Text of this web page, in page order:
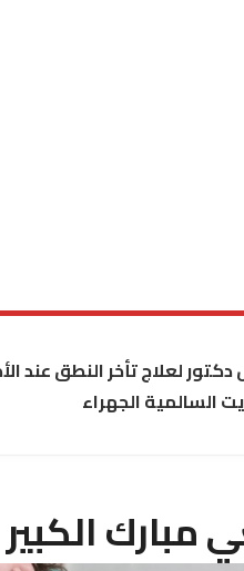
لعلاج تأخر النطق عند
السالمية الجهراء
مبارك الكبير